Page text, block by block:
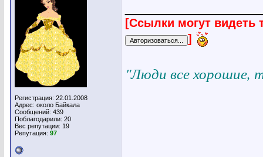
Регистрация: 22.01.2008
Адрес: около Байкала
Сообщений: 439
Поблагодарили: 20
Вес репутации: 19
Репутация: 97
[Ссылки могут видеть
]
"Люди все хорошие,